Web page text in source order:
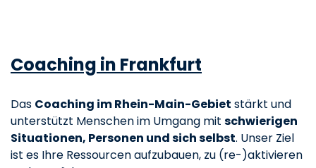
Coaching in Frankfurt
Das Coaching im Rhein-Main-Gebiet stärkt und
unterstützt Menschen im Umgang mit schwierigen
Situationen, Personen und sich selbst. Unser Ziel
ist es Ihre Ressourcen aufzubauen, zu (re-)aktivieren